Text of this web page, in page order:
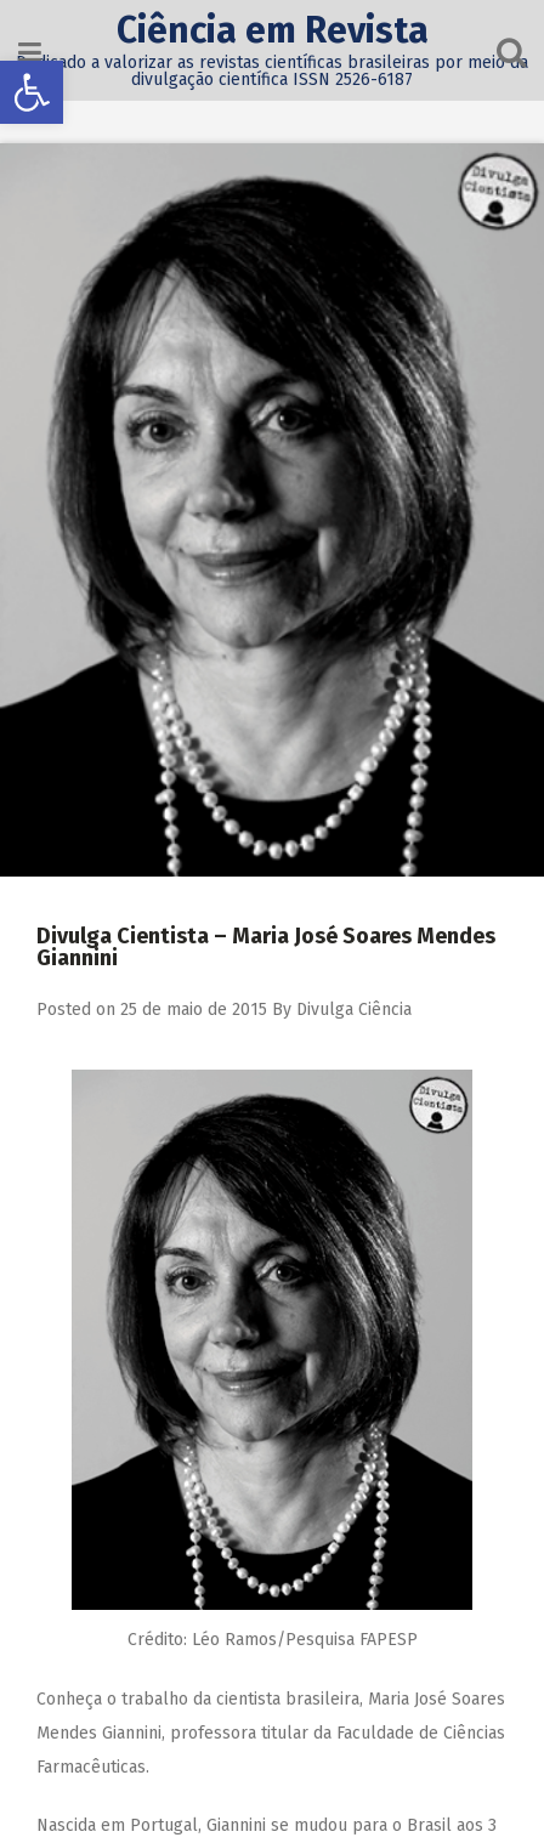
Abrir a barra de ferramentas
Ciência em Revista
Dedicado a valorizar as revistas científicas brasileiras por meio da
divulgação científica ISSN 2526-6187
Divulga Cientista – Maria José Soares Mendes
Giannini
Posted on 25 de maio de 2015 By Divulga Ciência
Crédito: Léo Ramos/Pesquisa FAPESP
Conheça o trabalho da cientista brasileira, Maria José Soares
Mendes Giannini, professora titular da Faculdade de Ciências
Farmacêuticas.
Nascida em Portugal, Giannini se mudou para o Brasil aos 3